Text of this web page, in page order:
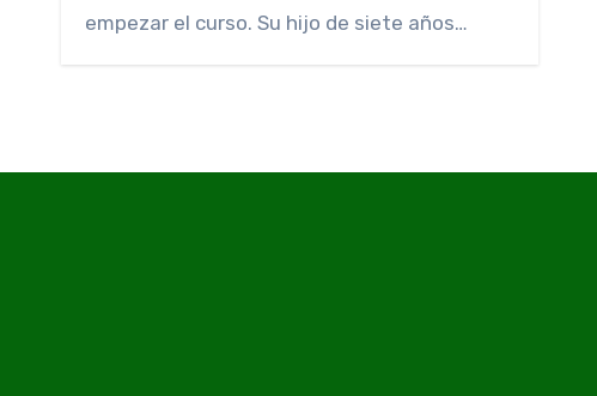
empezar el curso. Su hijo de siete años…